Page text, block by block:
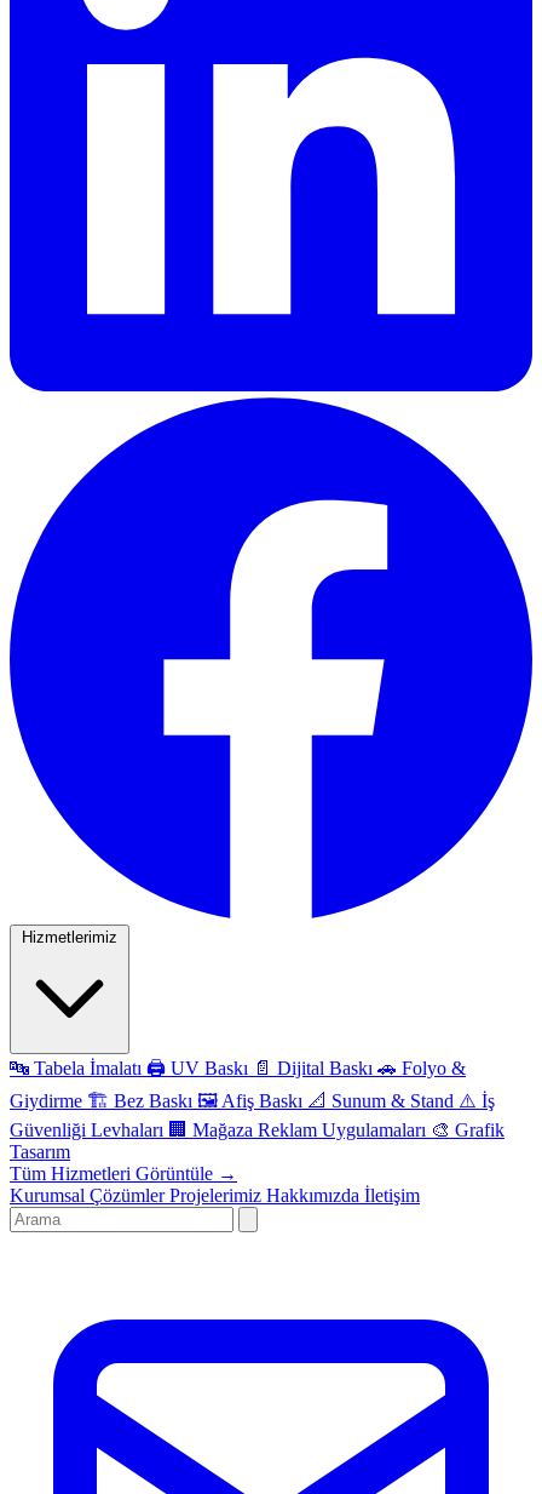
🔤 Tabela İmalatı 🖨️ UV Baskı 📄 Dijital Baskı 🚗 Folyo &
Giydirme 🏗️ Bez Baskı 🖼️ Afiş Baskı 📐 Sunum & Stand ⚠️ İş
Güvenliği Levhaları 🏢 Mağaza Reklam Uygulamaları 🎨 Grafik
Tasarım
Tüm Hizmetleri Görüntüle →
Kurumsal ÇözümlerProjelerimiz Hakkımızda İletişim